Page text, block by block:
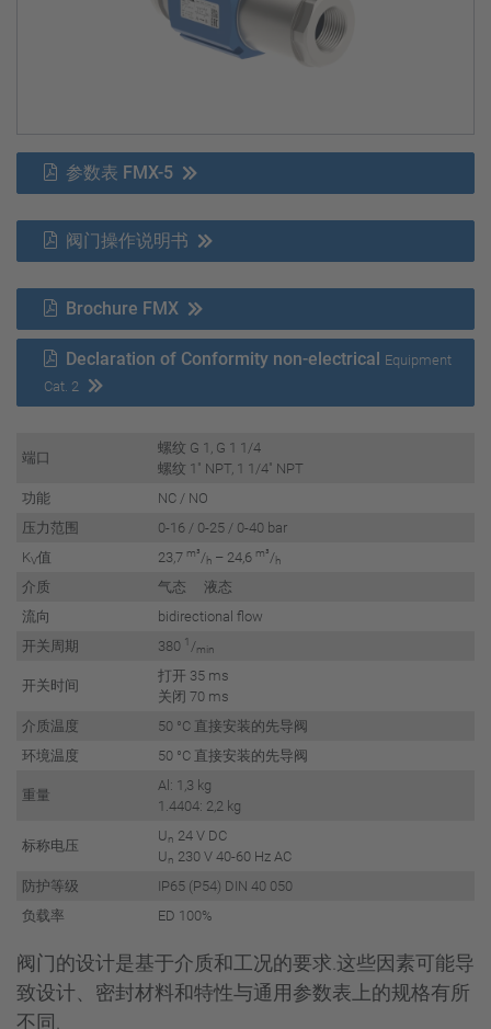
参数表 FMX-5
阀门操作说明书
Brochure FMX
Declaration of Conformity non-electrical Equipment
Cat. 2
端口
螺纹 G 1, G 1 1/4
螺纹 1" NPT, 1 1/4" NPT
功能
NC / NO
压力范围
0-16 / 0-25 / 0-40 bar
KV值 23,7 m³/h– 24,6 m³/h
介质
气态 液态
流向
bidirectional flow
开关周期
380 1 /min
开关时间
打开 35 ms
关闭 70 ms
介质温度
50 °C 直接安装的先导阀
环境温度
50 °C 直接安装的先导阀
重量
Al: 1,3 kg
1.4404: 2,2 kg
标称电压
Un 24 V DC
Un 230 V 40-60 Hz AC
防护等级
IP65 (P54) DIN 40 050
负载率
ED 100%
阀门的设计是基于介质和工况的要求.这些因素可能导
致设计、密封材料和特性与通用参数表上的规格有所
不同.